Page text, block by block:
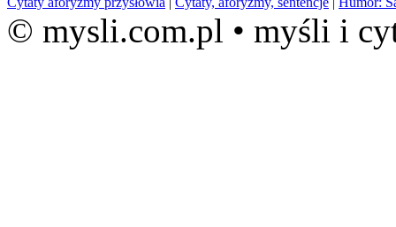
© mysli.com.pl • myśli i